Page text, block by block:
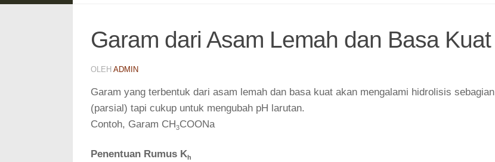
Garam dari Asam Lemah dan Basa Kuat
OLEH ADMIN
Garam yang terbentuk dari asam lemah dan basa kuat akan mengalami hidrolisis sebagian
(parsial) tapi cukup untuk mengubah pH larutan.
Contoh, Garam CH3COONa
Penentuan Rumus Kh